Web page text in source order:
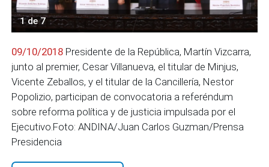
1 de 7
09/10/2018 Presidente de la República, Martín Vizcarra,
junto al premier, Cesar Villanueva, el titular de Minjus,
Vicente Zeballos, y el titular de la Cancillería, Nestor
Popolizio, participan de convocatoria a referéndum
sobre reforma política y de justicia impulsada por el
Ejecutivo.Foto: ANDINA/Juan Carlos Guzman/Prensa
Presidencia